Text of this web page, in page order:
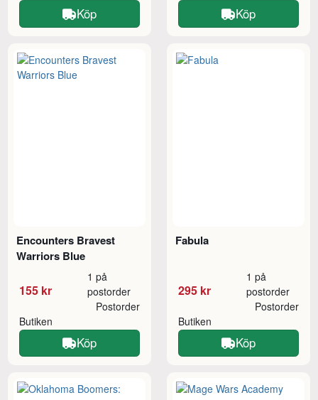
Köp Köp
Encounters Bravest
Warriors Blue
155 kr
1 på
postorder
Butiken
Postorder
Köp
Fabula
295 kr
1 på
postorder
Butiken
Postorder
Köp